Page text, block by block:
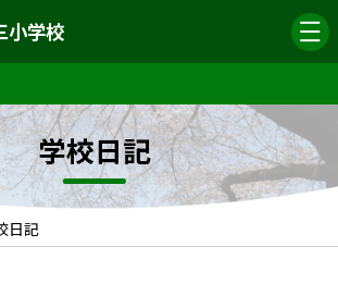
小学校
学校日記
日記